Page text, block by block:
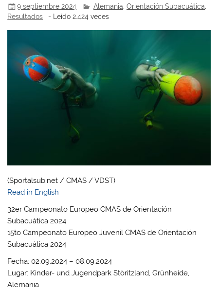
9 septiembre 2024 Alemania ,Orientación Subacuática
Resultados
- Leído 2.424 veces
(Sportalsub.net / CMAS / VDST)
Read in English
32er Campeonato Europeo CMAS de Orientación
Subacuática 2024
15to Campeonato Europeo Juvenil CMAS de Orientación
Subacuática 2024
Fecha: 02.09.2024 – 08.09.2024
Lugar: Kinder- und Jugendpark Störitzland, Grünheide,
Alemania